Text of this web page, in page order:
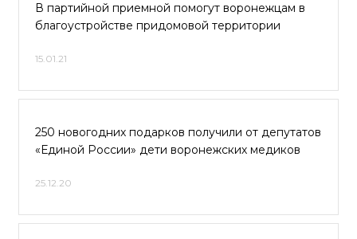
В партийной приемной помогут воронежцам в
благоустройстве придомовой территории
15.01.21
250 новогодних подарков получили от депутатов
«Единой России» дети воронежских медиков
25.12.20